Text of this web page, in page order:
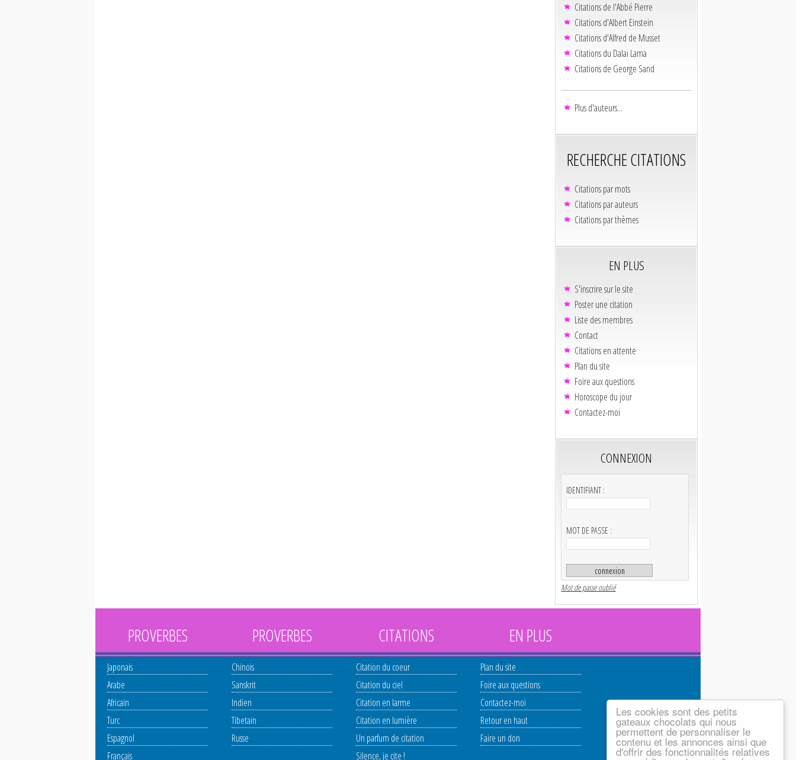
Les cookies sont des petits
gateaux chocolats qui nous
permettent de personnaliser le
contenu et les annonces ainsi que
d'offrir des fonctionnalités relatives
Citations de l'Abbé Pierre
Citations d'Albert Einstein
Citations d'Alfred de Musset
Citations du Dalaï Lama
Citations de George Sand
Plus d'auteurs...
RECHERCHE CITATIONS
Citations par mots
Citations par auteurs
Citations par thèmes
EN PLUS
S'inscrire sur le site
Poster une citation
Liste des membres
Contact
Citations en attente
Plan du site
Foire aux questions
Horoscope du jour
Contactez-moi
CONNEXION
IDENTIFIANT :
MOT DE PASSE :
Mot de passe oublié
PROVERBES
Japonais
Arabe
Africain
Turc
Espagnol
Français
PROVERBES
Chinois
Sanskrit
Indien
Tibetain
Russe
CITATIONS
Citation du coeur
Citation du ciel
Citation en larme
Citation en lumière
Un parfum de citation
Silence, je cite !
EN PLUS
Plan du site
Foire aux questions
Contactez-moi
Retour en haut
Faire un don